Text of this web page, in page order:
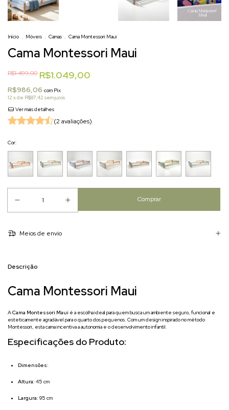
Início . Móveis . Camas . Cama Montessori Maui
Cama Montessori Maui
R$1.499,00 R$1.049,00
R$986,06 com Pix
12 x de R$87,42 sem juros
Ver mais detalhes
(2 avaliações)
Cor:
Meios de envio
Descrição
Cama Montessori Maui
ACama Montessori Maui é a escolha ideal para quem busca um ambiente seguro, funcional e
esteticamente agradável para o quarto dos pequenos. Com um design inspirado no método
Montessori, esta cama incentiva a autonomia e o desenvolvimento infantil.
Especificações do Produto:
Dimensões:
Altura: 45 cm
Largura: 95 cm